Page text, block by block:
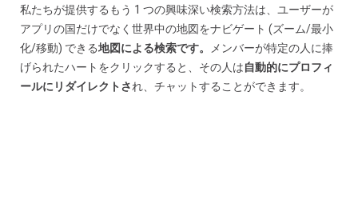
私たちが提供するもう 1 つの興味深い検索方法は、ユーザーが
アプリの国だけでなく世界中の地図をナビゲート (ズーム/最小
化/移動) できる地図による検索です。
メンバーが特定の人に捧
げられたハートをクリックすると、その人は自動的にプロフィ
ールにリダイレクトされ、チャットすることができます。